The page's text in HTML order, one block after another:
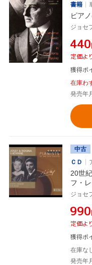
書籍
ピア
ジョセ
¥440
定価よ
獲得ポ
在庫わ
発売年
中古
ＣＤ
20世
フ・
¥990
定価よ
獲得ポ
在庫な
発売年